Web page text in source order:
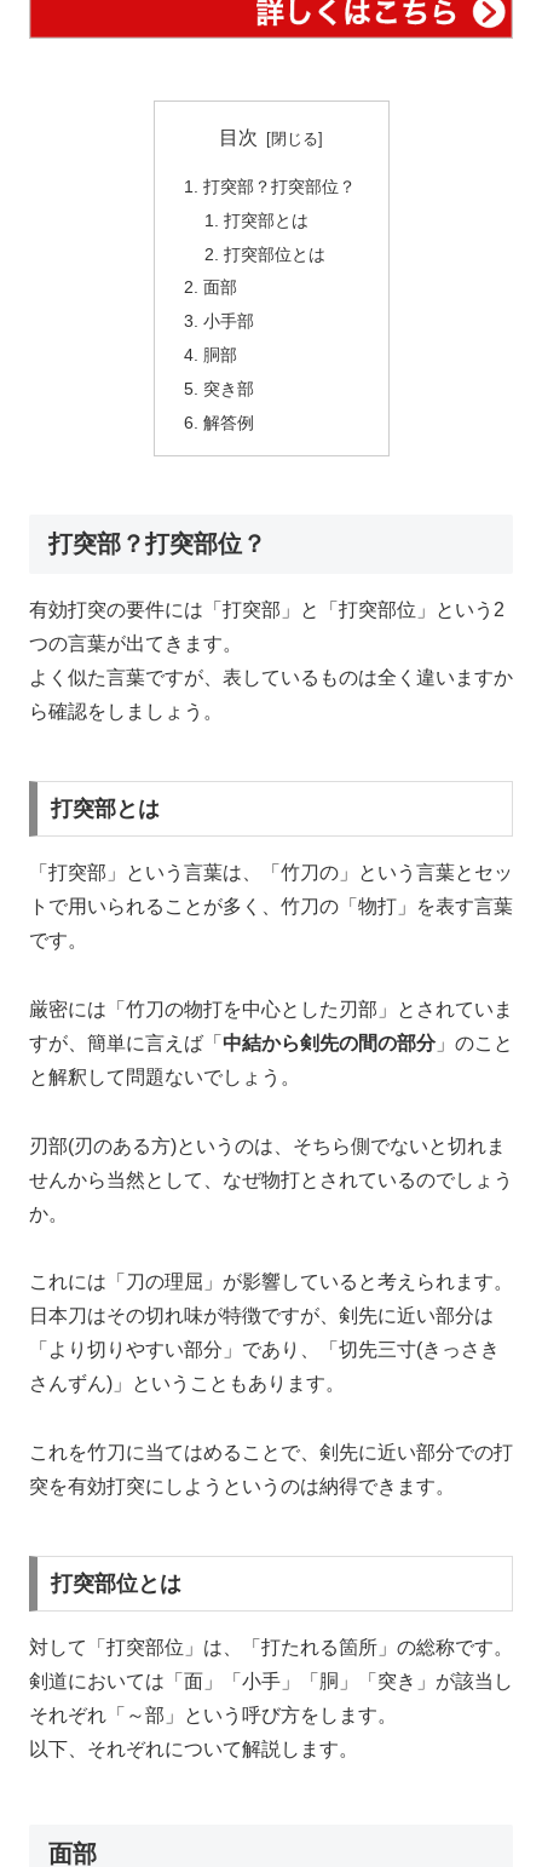
目次
打突部？打突部位？
打突部とは
打突部位とは
面部
小手部
胴部
突き部
解答例
打突部？打突部位？
有効打突の要件には「打突部」と「打突部位」という2
つの言葉が出てきます。
よく似た言葉ですが、表しているものは全く違いますか
ら確認をしましょう。
打突部とは
「打突部」という言葉は、「竹刀の」という言葉とセッ
トで用いられることが多く、竹刀の「物打」を表す言葉
です。
厳密には「竹刀の物打を中心とした刃部」とされていま
すが、簡単に言えば「 中結から剣先の間の部分」のこと
と解釈して問題ないでしょう。
刃部(刃のある方)というのは、そちら側でないと切れま
せんから当然として、なぜ物打とされているのでしょう
か。
これには「刀の理屈」が影響していると考えられます。
日本刀はその切れ味が特徴ですが、剣先に近い部分は
「より切りやすい部分」であり、「切先三寸(きっさき
さんずん)」ということもあります。
これを竹刀に当てはめることで、剣先に近い部分での打
突を有効打突にしようというのは納得できます。
打突部位とは
対して「打突部位」は、「打たれる箇所」の総称です。
剣道においては「面」「小手」「胴」「突き」が該当し
それぞれ「～部」という呼び方をします。
以下、それぞれについて解説します。
面部